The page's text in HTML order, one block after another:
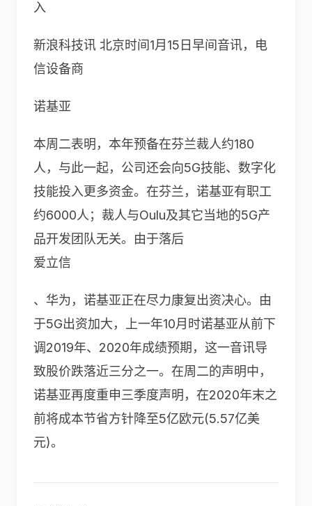
入
新浪科技讯 北京时间1月15日早间音讯，电
信设备商
诺基亚
本周二表明，本年预备在芬兰裁人约180
人，与此一起，公司还会向5G技能、数字化
技能投入更多资金。在芬兰，诺基亚有职工
约6000人；裁人与Oulu及其它当地的5G产
品开发团队无关。由于落后
爱立信
、华为，诺基亚正在尽力康复出资决心。由
于5G出资加大，上一年10月时诺基亚从前下
调2019年、2020年成绩预期，这一音讯导
致股价跌落近三分之一。在周二的声明中，
诺基亚再度重申三季度声明，在2020年末之
前将成本节省方针降至5亿欧元(5.57亿美
元)。